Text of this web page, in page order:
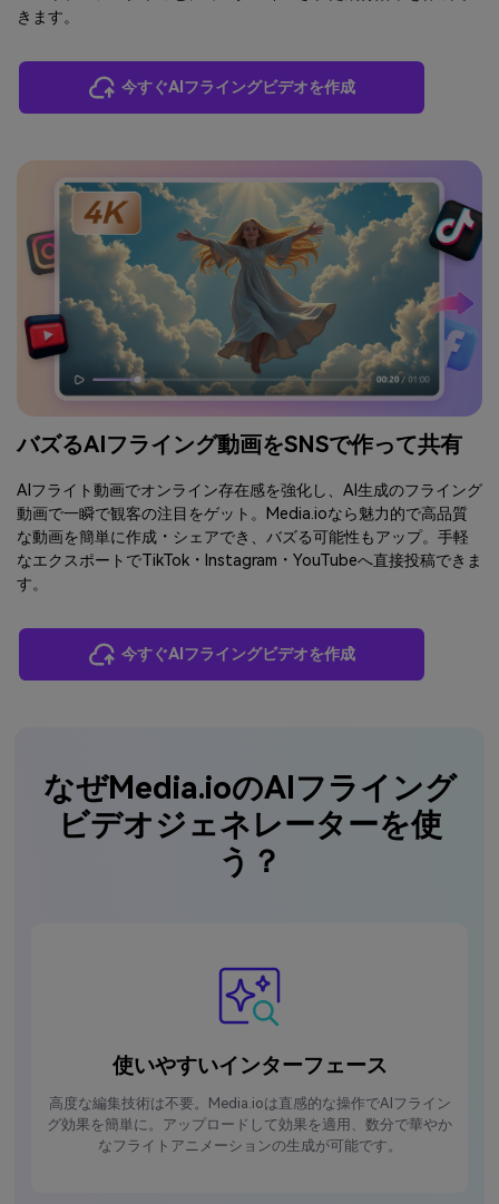
きます。
今すぐAIフライングビデオを作成
バズるAIフライング動画をSNSで作って共有
AIフライト動画でオンライン存在感を強化し、AI生成のフライング
動画で一瞬で観客の注目をゲット。Media.ioなら魅力的で高品質
な動画を簡単に作成・シェアでき、バズる可能性もアップ。手軽
なエクスポートでTikTok・Instagram・YouTubeへ直接投稿できま
す。
今すぐAIフライングビデオを作成
なぜMedia.ioのAIフライング
ビデオジェネレーターを使
う？
使いやすいインターフェース
高度な編集技術は不要。Media.ioは直感的な操作でAIフライン
グ効果を簡単に。アップロードして効果を適用、数分で華やか
なフライトアニメーションの生成が可能です。